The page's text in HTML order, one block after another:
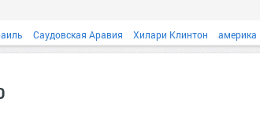
Саудовская Аравия Хилари Клинтон америка